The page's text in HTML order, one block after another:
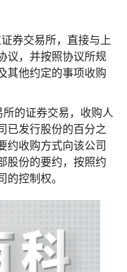
券交易所，直接与上
议，并按照协议所规
其他约定的事项收购
的证券交易，收购人
已发行股份的百分之
约收购方式向该公司
股份的要约，按照约
控制权。